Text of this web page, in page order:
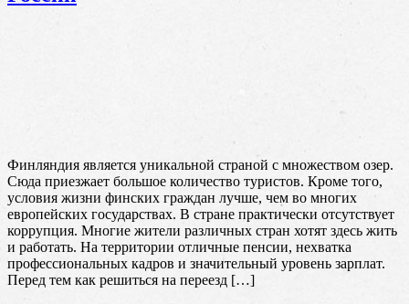
Финляндия является уникальной страной с множеством озер.
Сюда приезжает большое количество туристов. Кроме того,
условия жизни финских граждан лучше, чем во многих
европейских государствах. В стране практически отсутствует
коррупция. Многие жители различных стран хотят здесь жить
и работать. На территории отличные пенсии, нехватка
профессиональных кадров и значительный уровень зарплат.
Перед тем как решиться на переезд […]